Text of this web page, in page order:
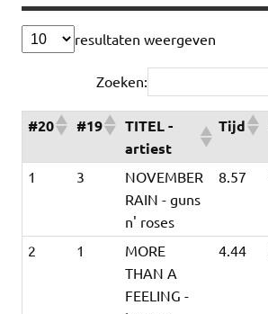
resultaten weergeven
Zoeken:
#20 #19
TITEL -
artiest
Tijd
1 3
NOVEMBER
RAIN - guns
n' roses
8.57
2 1
MORE
THAN A
FEELING -
4.44